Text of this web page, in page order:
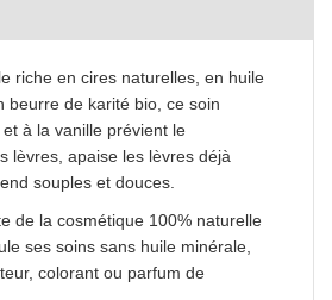
riche en cires naturelles, en huile
beurre de karité bio, ce soin
à la vanille prévient le
lèvres, apaise les lèvres déjà
souples et douces.
de la cosmétique 100% naturelle
ses soins sans huile minérale,
colorant ou parfum de